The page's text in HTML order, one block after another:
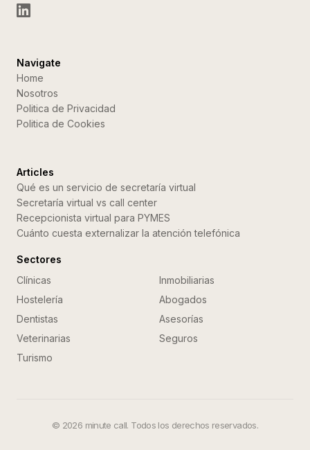
Navigate
Home
Nosotros
Politica de Privacidad
Politica de Cookies
Articles
Qué es un servicio de secretaría virtual
Secretaría virtual vs call center
Recepcionista virtual para PYMES
Cuánto cuesta externalizar la atención telefónica
Sectores
Clínicas
Inmobiliarias
Hostelería
Abogados
Dentistas
Asesorías
Veterinarias
Seguros
Turismo
© 2026 minute call. Todos los derechos reservados.